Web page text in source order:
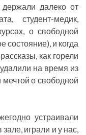
далеко от
студент-медик,
о свободной
состояние), и когда
как горели
на время из
о свободной
устраивали
играли и у нас,